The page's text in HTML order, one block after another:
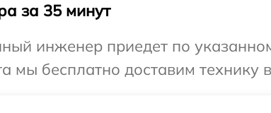
за 35 минут
инженер приедет по
мы бесплатно доставим технику